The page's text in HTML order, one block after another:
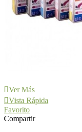
Ver Más
Vista Rápida
Favorito
Compartir